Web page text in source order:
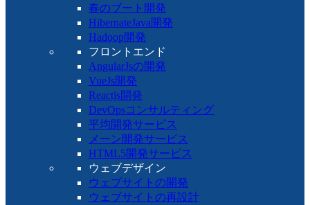
春のブート開発
HibernateJava開発
Hadoop開発
フロントエンド
AngularJsの開発
VueJs開発
Reactjs開発
DevOpsコンサルティング
平均開発サービス
メーン開発サービス
HTML5開発サービス
ウェブデザイン
ウェブサイトの開発
ウェブサイトの再設計